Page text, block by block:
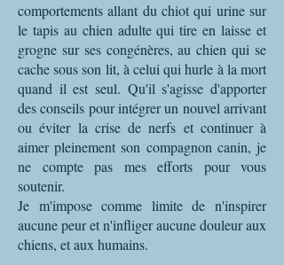
comportements allant du chiot qui urine sur
le tapis au chien adulte qui tire en laisse et
grogne sur ses congénères, au chien qui se
cache sous son lit, à celui qui hurle à la mort
quand il est seul. Qu'il s'agisse d'apporter
des conseils pour intégrer un nouvel arrivant
ou éviter la crise de nerfs et continuer à
aimer pleinement son compagnon canin, je
ne compte pas mes efforts pour vous
soutenir.
Je m'impose comme limite de n'inspirer
aucune peur et n'infliger aucune douleur aux
chiens, et aux humains.